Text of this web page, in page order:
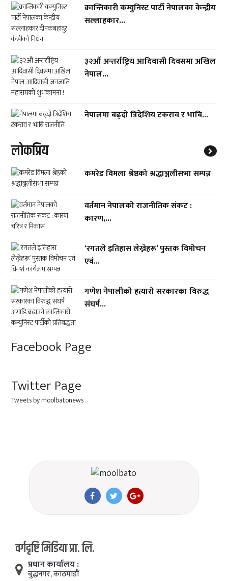
क्रान्तिकारी कम्युनिस्ट पार्टी नेपालका केन्द्रीय
सल्लाहकार...
३२औं अन्तर्राष्ट्रिय आदिवासी दिवसमा अखिल
नेपाल...
नेपालमा बढ्दो त्रिदेशिय टकराव र भाबि...
लाेकप्रिय
कमरेड विमला श्रेष्ठको श्रद्धाञ्जलीसभा सम्पन्न
वर्तमान नेपालको राजनीतिक संकट :
कारण,...
‘रगतले इतिहास लेख्नेहरू’ पुस्तक विमोचन
एवं...
गणेश नेपालीको हत्यारो सरकारका विरुद्ध
संघर्ष...
Facebook Page
Twitter Page
Tweets by moolbatonews
वर्गदृष्टि मिडिया प्रा. लि.
प्रधान कार्यालय :
बुद्धनगर, काठमाडाैं